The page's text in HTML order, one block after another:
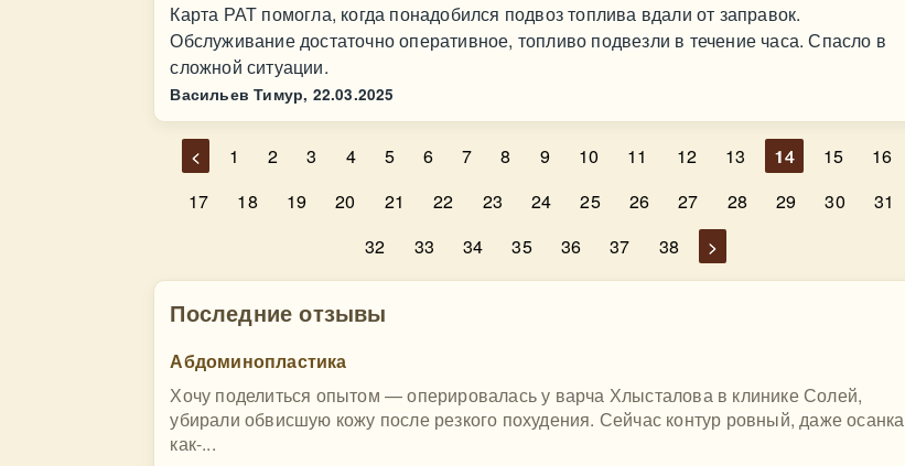
Карта РАТ помогла, когда понадобился подвоз топлива вдали от заправок.
Обслуживание достаточно оперативное, топливо подвезли в течение часа. Спасло в
сложной ситуации.
Васильев Тимур, 22.03.2025
< 1 2 3 4 5 6 7 8 9 10 11 12 13 14 15
16
17
18 19 20 21 22 23 24 25 26 27 28 29 30
31
32
33 34 35 36 37 38 >
Последние отзывы
Абдоминопластика
Хочу поделиться опытом — оперировалась у варча Хлысталова в клинике Солей,
убирали обвисшую кожу после резкого похудения. Сейчас контур ровный, даже осанка
как-...